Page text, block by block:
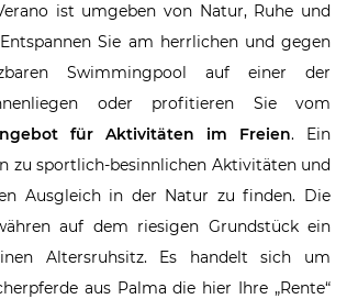
ist umgeben von Natur, Ruhe und
Sie am herrlichen und gegen
Swimmingpool auf einer der
oder profitieren Sie vom
für Aktivitäten im Freien. Ein
zu sportlich-besinnlichen Aktivitäten und
Ausgleich in der Natur zu finden. Die
auf dem riesigen Grundstück ein
Altersruhsitz. Es handelt sich um
aus Palma die hier Ihre „Rente“